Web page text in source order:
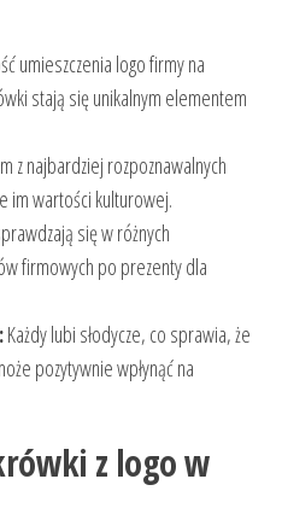
umieszczenia logo firmy na
stają się unikalnym elementem
z najbardziej rozpoznawalnych
im wartości kulturowej.
się w różnych
firmowych po prezenty dla
Każdy lubi słodycze, co sprawia, że
pozytywnie wpłynąć na
z logo w